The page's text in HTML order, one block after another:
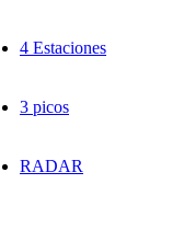
4 Estaciones
3 picos
RADAR